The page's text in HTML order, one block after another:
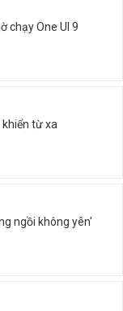
chạy One UI 9
khiển từ xa
ngồi không yên'